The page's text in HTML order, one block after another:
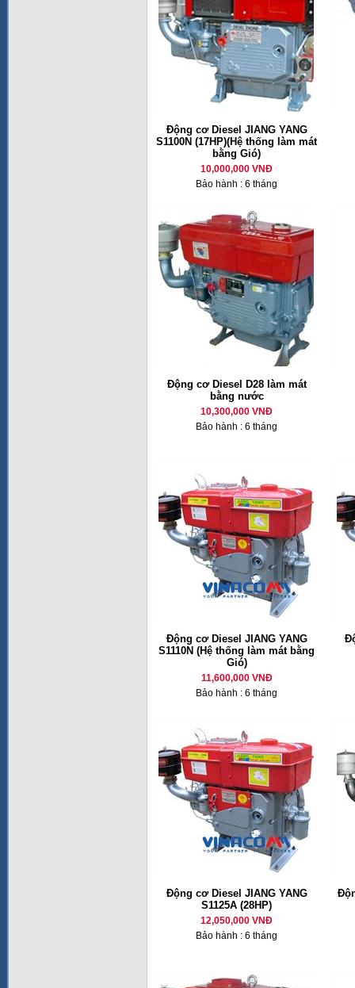
Động cơ Diesel JIANG YANG
S1100N (17HP)(Hệ thống làm mát
bằng Gió)
10,000,000 VNĐ
Bảo hành : 6 tháng
Động cơ Diesel D28 làm mát
bằng nước
10,300,000 VNĐ
Bảo hành : 6 tháng
Động cơ Diesel JIANG YANG
S1110N (Hệ thống làm mát bằng
Gió)
11,600,000 VNĐ
Bảo hành : 6 tháng
Động cơ Diesel JIANG YANG
S1125A (28HP)
12,050,000 VNĐ
Bảo hành : 6 tháng